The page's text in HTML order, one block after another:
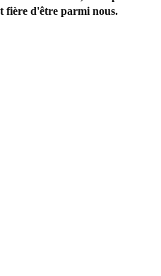
fière d'être parmi nous.